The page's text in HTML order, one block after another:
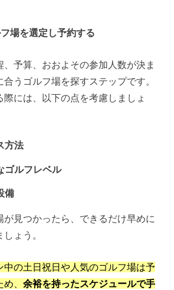
場を選定し予約する
、予算、おおよその参加人数が決ま
うゴルフ場を探すステップです。
際には、以下の点を考慮しましょ
方法
ゴルフレベル
備
が見つかったら、できるだけ早めに
ょう。
中の土日祝日や人気のゴルフ場は予
め、余裕を持ったスケジュールで手